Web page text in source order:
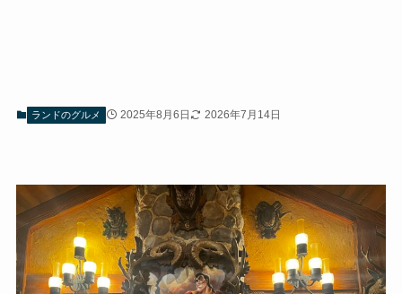
ランドのグルメ 2025年8月6日 2026年7月14日